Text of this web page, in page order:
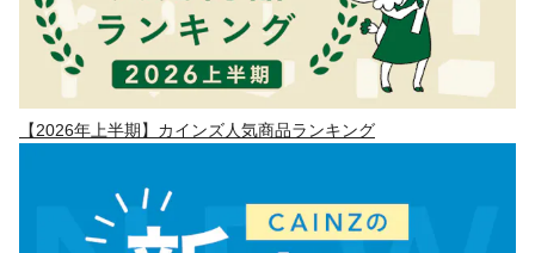
【2026年上半期】カインズ人気商品ランキング